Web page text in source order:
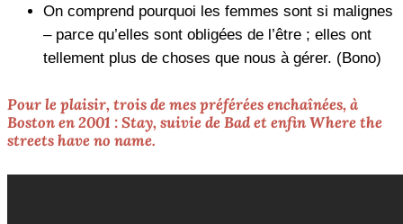
On comprend pourquoi les femmes sont si malignes
– parce qu’elles sont obligées de l’être ; elles ont
tellement plus de choses que nous à gérer. (Bono)
Pour le plaisir, trois de mes préférées enchaînées, à
Boston en 2001 :Stay, suivie deBadet enfinWhere the
streets have no name.